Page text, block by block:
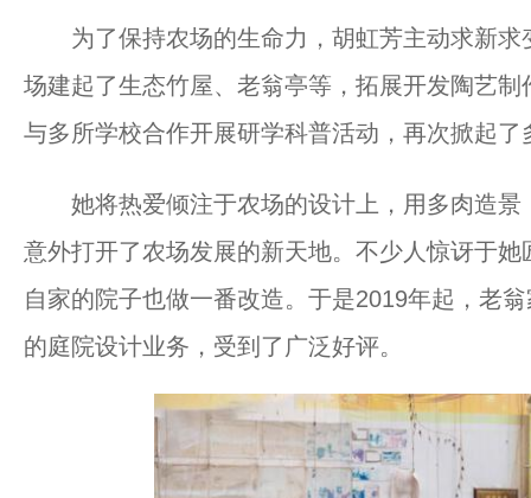
为了保持农场的生命力，胡虹芳主动求新求
场建起了生态竹屋、老翁亭等，拓展开发陶艺
与多所学校合作开展研学科普活动，再次掀起了
她将热爱倾注于农场的设计上，用多肉造景
意外打开了农场发展的新天地。不少人惊讶于
自家的院子也做一番改造。于是2019年起，老
的庭院设计业务，受到了广泛好评。